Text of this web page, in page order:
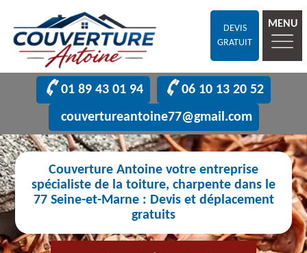
DEVIS
GRATUIT
MENU
01 89 43 01 94
06 10 13 20 52
couvertureantoine77@gmail.com
Couverture Antoine votre entreprise
spécialiste de la toiture, charpente dans le
77 Seine-et-Marne : Devis et déplacement
gratuits